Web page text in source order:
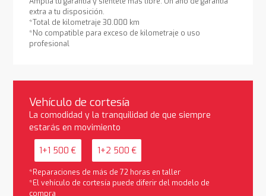
extra a tu disposición.
*Total de kilometraje 30.000 km
*No compatible para exceso de kilometraje o uso
profesional
Vehículo de cortesía
La comodidad y la tranquilidad de que siempre
estarás en movimiento
1+1 500 € 1+2 500 €
*Reparaciones de más de 72 horas en taller
*El vehículo de cortesía puede diferir del modelo de
compra